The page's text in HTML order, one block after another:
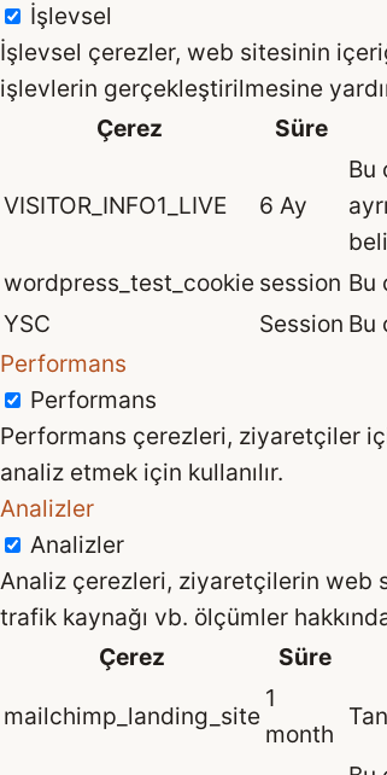
İşlevsel
İşlevsel çerezler, web sitesinin
işlevlerin gerçekleştirilmesine
Çerez
Süre
VISITOR_INFO1_LIVE 6 Ay
Bu
wordpress_test_cookie session Bu
YSC
Session Bu
Performans
Performans
Performans çerezleri, ziyaretçiler
analiz etmek için kullanılır.
Analizler
Analizler
Analiz çerezleri, ziyaretçilerin web
trafik kaynağı vb. ölçümler
Çerez
Süre
mailchimp_landing_site
1
month